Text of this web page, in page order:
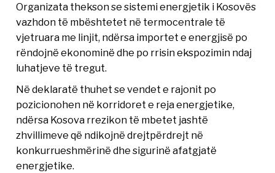
Organizata thekson se sistemi energjetik i Kosovës
vazhdon të mbështetet në termocentrale të
vjetruara me linjit, ndërsa importet e energjisë po
rëndojnë ekonominë dhe po rrisin ekspozimin ndaj
luhatjeve të tregut.
Në deklaratë thuhet se vendet e rajonit po
pozicionohen në korridoret e reja energjetike,
ndërsa Kosova rrezikon të mbetet jashtë
zhvillimeve që ndikojnë drejtpërdrejt në
konkurrueshmërinë dhe sigurinë afatgjatë
energjetike.